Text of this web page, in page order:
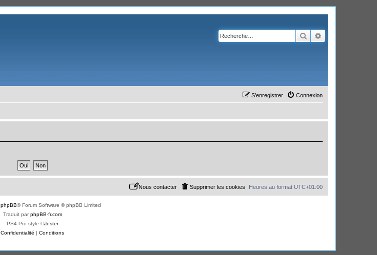
Rechercher
Connexion
S’enregistrer
Heures au format UTC+01:00
Supprimer les cookies
Nous contacter
phpBB® Forum Software © phpBB Limited
Traduit parphpBB-fr.com
PS4 Pro style ©Jester
Confidentialité | Conditions